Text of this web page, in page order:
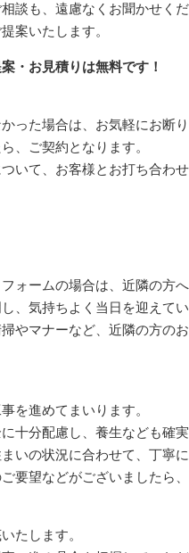
談も、遠慮なくお聞かせくだ
案いたします。
・お見積りは無料です！
った場合は、お気軽にお断り
、ご契約となります。
いて、お客様とお打ち合わ
ォームの場合は、近隣の方
、気持ちよく当日を迎えて
やマナーなど、近隣の方の
を進めてまいります。
十分配慮し、養生なども確
いの状況に合わせて、丁寧
要望などがございましたら
たします。